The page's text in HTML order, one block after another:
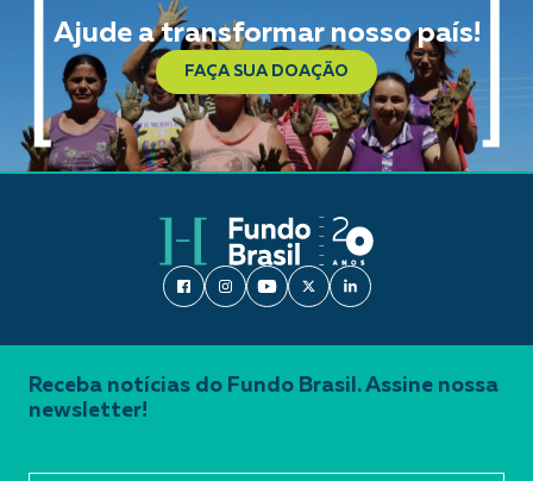
Ajude a transformar nosso país!
FAÇA SUA DOAÇÃO
Receba notícias do Fundo Brasil. Assine nossa
newsletter!